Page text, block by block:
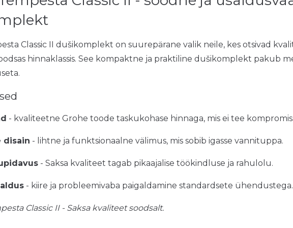
Classic II dušikomplekt on suurepärane valik neile, kes otsivad
hinnaklassis. See kompaktne ja praktiline dušikomplekt pakub
- kvaliteetne Grohe toode taskukohase hinnaga, mis ei tee
disain - lihtne ja funktsionaalne välimus, mis sobib igasse vannituppa.
- Saksa kvaliteet tagab pikaajalise töökindluse ja rahulolu.
- kiire ja probleemivaba paigaldamine standardsete ühendustega.
Classic II - Saksa kvaliteet soodsalt.